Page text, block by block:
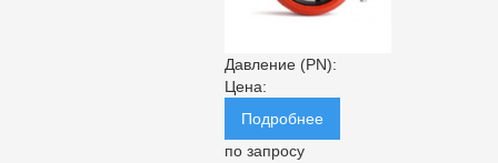
Давление (PN):
Цена:
Подробнее
по запросу